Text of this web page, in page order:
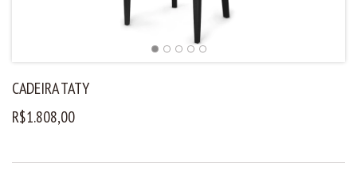
CADEIRA TATY
R$1.808,00